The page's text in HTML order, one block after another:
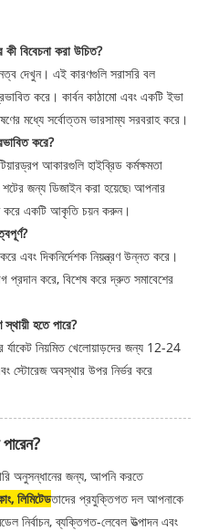
বিবেচনা করা উচিত?
দেখুন। এই কারণগুলি সরাসরি বল
করে। কার্বন কাঠামো এবং একটি ইভা
মধ্যে সর্বোত্তম ভারসাম্য সরবরাহ করে।
করে?
আকারগুলি হাইব্রিড কর্মক্ষমতা
জন্য ডিজাইন করা হয়েছে৷ আপনার
করে একটি আকৃতি চয়ন করুন।
এবং দিকনির্দেশক নিয়ন্ত্রণ উন্নত করে।
প্রদান করে, বিশেষ করে দ্রুত সমাবেশের
হতে পারে?
র্যাকেট নিয়মিত খেলোয়াড়দের জন্য 12-24
স্টোরেজ অবস্থার উপর নির্ভর করে
অনুসন্ধানের জন্য, আপনি করতে
লিমিটেডতাদের প্রযুক্তিগত দল আপনাকে
নির্বাচন, ব্যক্তিগত-লেবেল উত্পাদন এবং